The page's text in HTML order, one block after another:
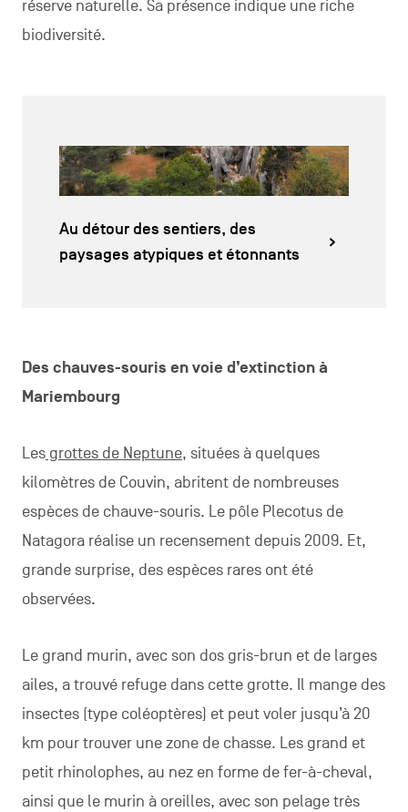
réserve naturelle. Sa présence indique une riche
biodiversité.
Au détour des sentiers, des
paysages atypiques et étonnants
Des chauves-souris en voie d’extinction à
Mariembourg
Lesgrottes de Neptune, situées à quelques
kilomètres de Couvin, abritent de nombreuses
espèces de chauve-souris. Le pôle Plecotus de
Natagora réalise un recensement depuis 2009. Et,
grande surprise, des espèces rares ont été
observées.
Le grand murin, avec son dos gris-brun et de larges
ailes, a trouvé refuge dans cette grotte. Il mange des
insectes (type coléoptères) et peut voler jusqu’à 20
km pour trouver une zone de chasse. Les grand et
petit rhinolophes, au nez en forme de fer-à-cheval,
ainsi que le murin à oreilles, avec son pelage très